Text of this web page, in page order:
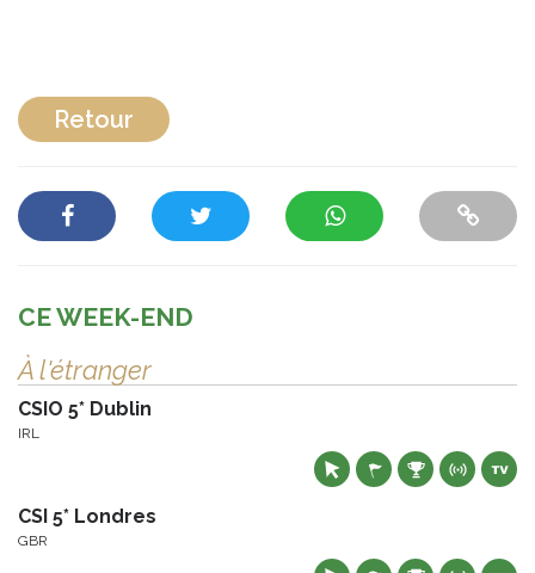
Retour
CE WEEK-END
À l'étranger
CSIO 5* Dublin
IRL
CSI 5* Londres
GBR